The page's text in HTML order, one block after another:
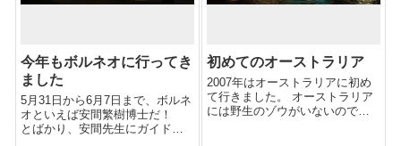
今年もボルネオに行ってき
ました
5月31日から6月7日まで、ボルネ
オといえば安間繁樹博士だ！
とばかり、安間先生にガイドを
初めてのオーストラリア
2007年はオーストラリアに初め
て行きました。 オーストラリア
には野生のゾウがいないので、